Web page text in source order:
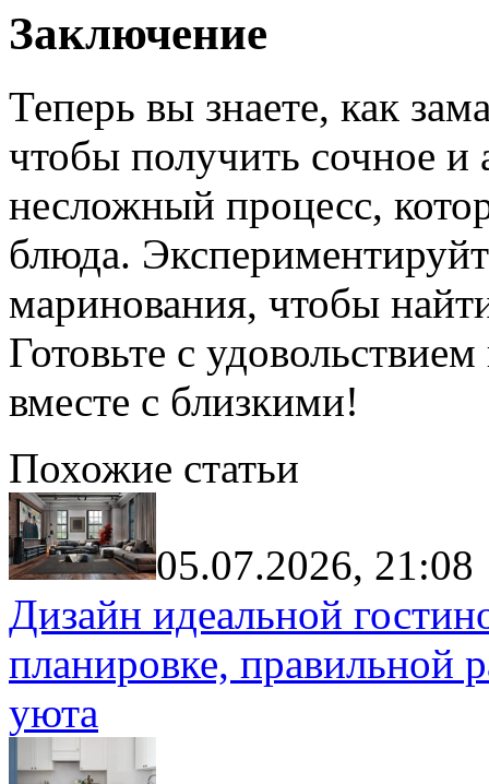
Заключение
Теперь вы знаете, как
чтобы получить сочное и
несложный процесс,
блюда.
маринования, чтобы
Готовьте с
вместе с близкими!
Похожие статьи
05.07.2026, 21:08
Дизайн идеальной
планировке, правильной
уюта